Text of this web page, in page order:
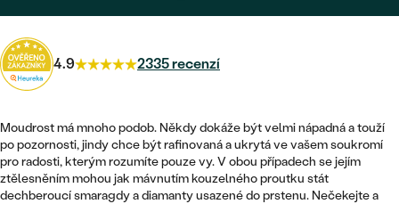
VYKROJENÉ
NETRADIČNÍ
TEPANÉ
NETRADIČNÍ
SESTAV SI SVŮJ PRSTEN
ZAČÍT S PRSTENEM
PRSTENY
PŘÍVĚSKY
NÁRAMKY
SETY
MINIMALISTICKÉ
SOLITÉR
SOLITÉR
NAROZENÍ DÍTĚTE
PERSONALIZOVANÉ
SE ZNAMENÍM ZVĚROKRUHU
STŘÍBRNÉ
PLATINOVÉ
DLE STYLU
ETERNITY
4.9 2335 recenzí
Moudrost má mnoho podob. Někdy dokáže být velmi nápadná a touží
po pozornosti, jindy chce být rafinovaná a ukrytá ve vašem soukromí
pro radosti, kterým rozumíte pouze vy. V obou případech se jejím
ztělesněním mohou jak mávnutím kouzelného proutku stát
dechberoucí smaragdy a diamanty usazené do prstenu. Nečekejte a